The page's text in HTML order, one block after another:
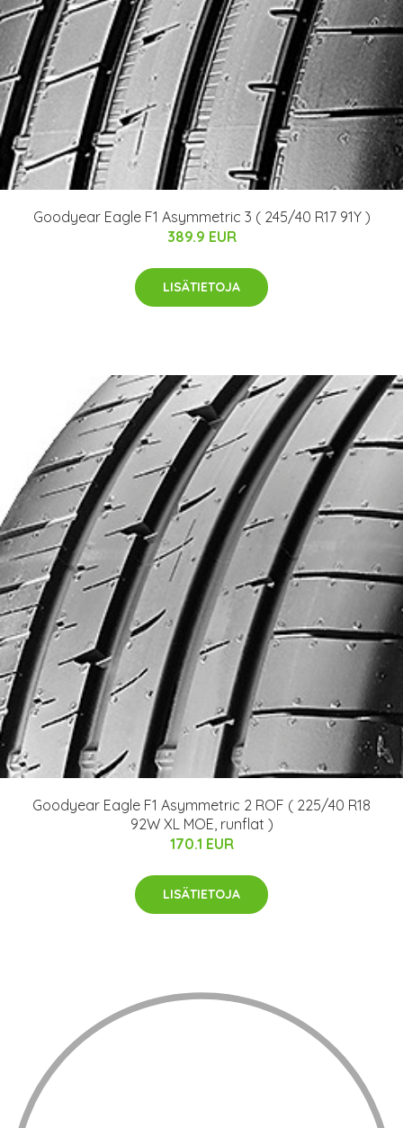
Goodyear Eagle F1 Asymmetric 3 ( 245/40 R17 91Y )
389.9 EUR
LISÄTIETOJA
Goodyear Eagle F1 Asymmetric 2 ROF ( 225/40 R18
92W XL MOE, runflat )
170.1 EUR
LISÄTIETOJA